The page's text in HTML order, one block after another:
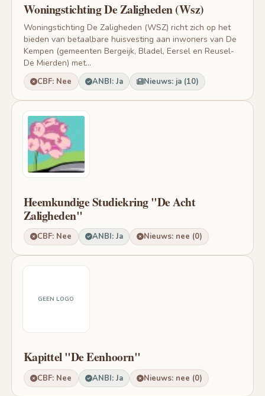
Woningstichting De Zaligheden (Wsz)
Woningstichting De Zaligheden (WSZ) richt zich op het
bieden van betaalbare huisvesting aan inwoners van De
Kempen (gemeenten Bergeijk, Bladel, Eersel en Reusel-
De Mierden) met...
CBF: Nee ANBI: Ja Nieuws: ja (10)
Heemkundige Studiekring "De Acht
Zaligheden"
CBF: Nee ANBI: Ja Nieuws: nee (0)
GEEN LOGO
Kapittel "De Eenhoorn"
CBF: Nee ANBI: Ja Nieuws: nee (0)